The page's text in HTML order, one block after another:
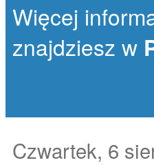
Więcej
znajdziesz w
Czwartek, 6